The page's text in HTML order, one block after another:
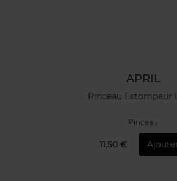
APRIL
Pinceau Estompeur
Pinceau
11,50 €